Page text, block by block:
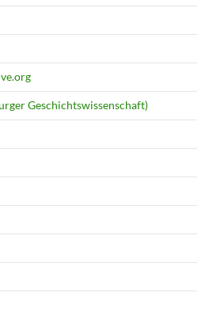
Geschichtswissenschaft)